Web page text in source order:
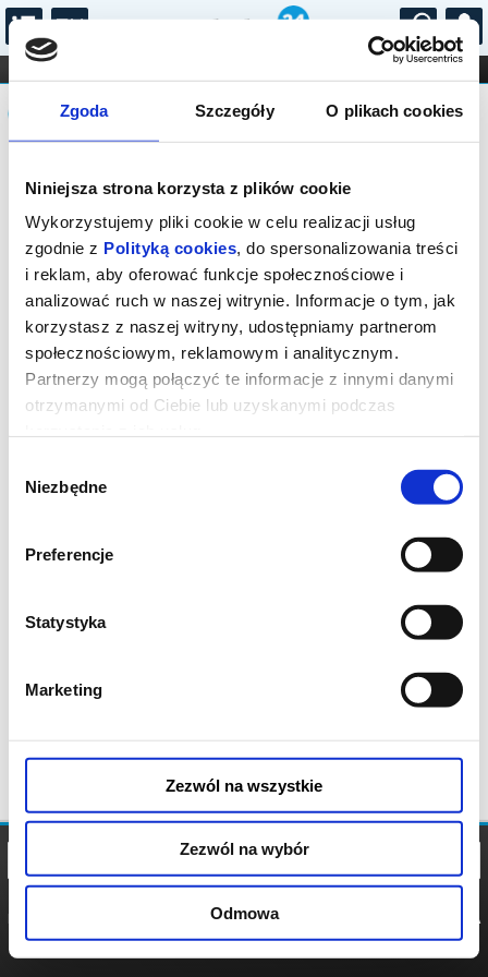
Zgoda Szczegóły O plikach cookies
Niniejsza strona korzysta z plików cookie
Wykorzystujemy pliki cookie w celu realizacji usług
zgodnie z Polityką cookies, do spersonalizowania treści
i reklam, aby oferować funkcje społecznościowe i
analizować ruch w naszej witrynie. Informacje o tym, jak
korzystasz z naszej witryny, udostępniamy partnerom
społecznościowym, reklamowym i analitycznym.
Partnerzy mogą połączyć te informacje z innymi danymi
otrzymanymi od Ciebie lub uzyskanymi podczas
zgody
Niezbędne
Preferencje
Statystyka
Marketing
Zezwól na wszystkie
Zezwól na wybór
Odmowa
...
FILHARMONIA OPERA I BALET
STAND-UP
DLA DZIECI
Komunikat
Sprzedaż biletów na niniejsze
wydarzenie została zakończona. Zapytaj
w Kasie instytucji o dostępność biletów
na wydarzenie.
POLITYKA
POLITYKA